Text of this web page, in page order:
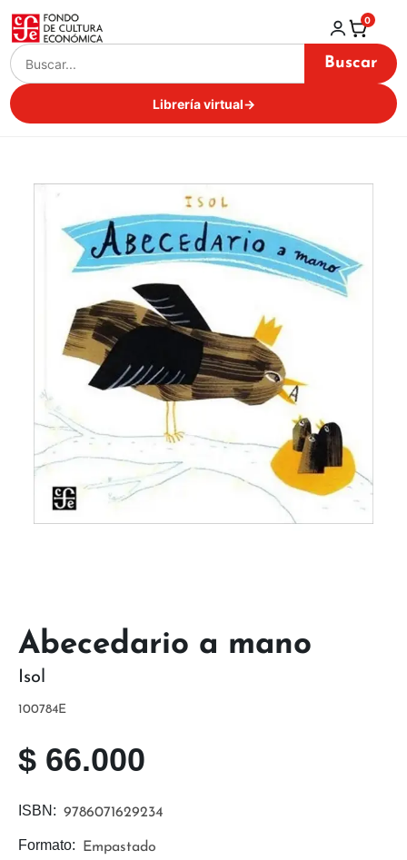
Buscar
Librería virtual→
0
Formato: Empastado
ISBN: 9786071629234
$ 66.000
100784E
Isol
Abecedario a mano